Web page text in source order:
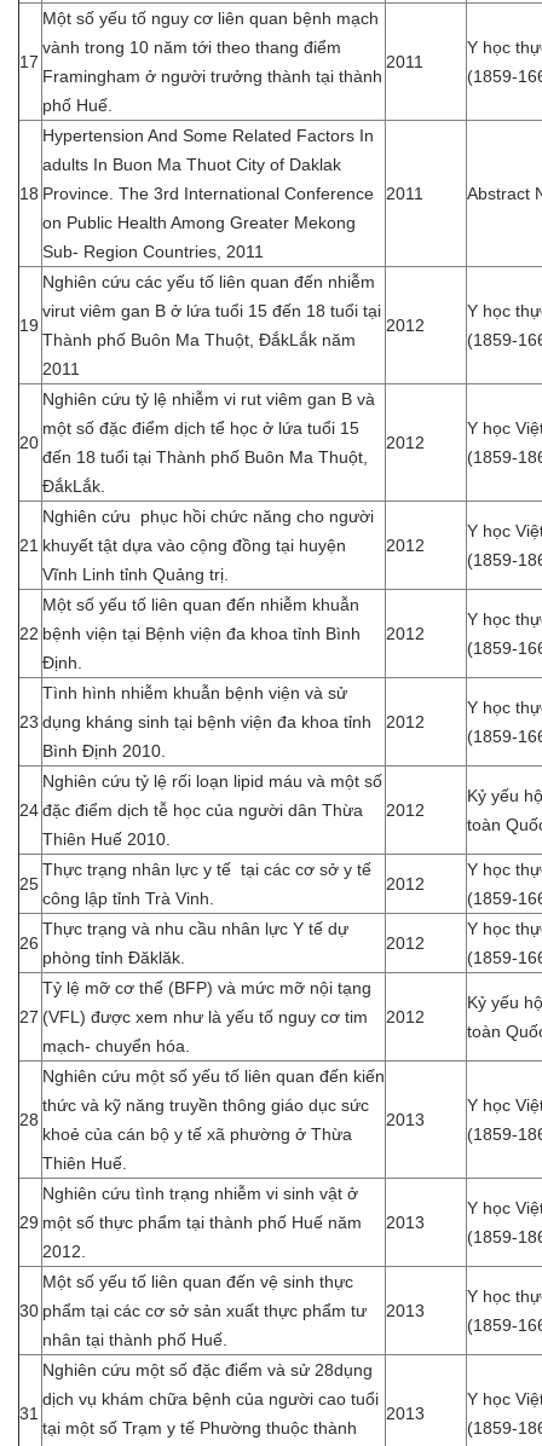
17
Một số yếu tố nguy cơ liên quan bệnh mạch
vành trong 10 năm tới theo thang điểm
Framingham ở người trưởng thành tại thành
phố Huế.
2011
Y học
(1859-
18
Hypertension And Some Related Factors In
adults In Buon Ma Thuot City of Daklak
Province. The 3rd International Conference
on Public Health Among Greater Mekong
Sub- Region Countries, 2011
2011 Abstract
19
Nghiên cứu các yếu tố liên quan đến nhiễm
virut viêm gan B ở lứa tuổi 15 đến 18 tuổi tại
Thành phố Buôn Ma Thuột, ĐắkLắk năm
2011
2012
Y học
(1859-
20
Nghiên cứu tỷ lệ nhiễm vi rut viêm gan B và
một số đặc điểm dịch tể học ở lứa tuổi 15
đến 18 tuổi tại Thành phố Buôn Ma Thuột,
ĐắkLắk.
2012
Y học
(1859-
21
Nghiên cứu phục hồi chức năng cho người
khuyết tật dựa vào cộng đồng tại huyện
Vĩnh Linh tỉnh Quảng trị.
2012
Y học
(1859-
22
Một số yếu tố liên quan đến nhiễm khuẫn
bệnh viện tại Bệnh viện đa khoa tỉnh Bình
Định.
2012
Y học
(1859-
23
Tình hình nhiễm khuẫn bệnh viện và sử
dụng kháng sinh tại bệnh viện đa khoa tỉnh
Bình Định 2010.
2012
Y học
(1859-
24
Nghiên cứu tỷ lệ rối loạn lipid máu và một số
đặc điểm dịch tễ học của người dân Thừa
Thiên Huế 2010.
2012
Kỷ yếu
toàn
25
Thực trạng nhân lực y tế tại các cơ sở y tế
công lập tỉnh Trà Vinh.
2012
Y học
(1859-
26
Thực trạng và nhu cầu nhân lực Y tế dự
phòng tỉnh Đăklăk.
2012
Y học
(1859-
27
Tỷ lệ mỡ cơ thể (BFP) và mức mỡ nội tạng
(VFL) được xem như là yếu tố nguy cơ tim
mạch- chuyển hóa.
2012
Kỷ yếu
toàn
28
Nghiên cứu một số yếu tố liên quan đến kiến
thức và kỹ năng truyền thông giáo dục sức
khoẻ của cán bộ y tế xã phường ở Thừa
Thiên Huế.
2013
Y học
(1859-
29
Nghiên cứu tình trạng nhiễm vi sinh vật ở
một số thực phẩm tại thành phố Huế năm
2012.
2013
Y học
(1859-
30
Một số yếu tố liên quan đến vệ sinh thực
phẩm tại các cơ sở sản xuất thực phẩm tư
nhân tại thành phố Huế.
2013
Y học
(1859-
31
Nghiên cứu một số đặc điểm và sử 28dụng
dịch vụ khám chữa bệnh của người cao tuổi
tại một số Trạm y tế Phường thuộc thành
2013
Y học
(1859-